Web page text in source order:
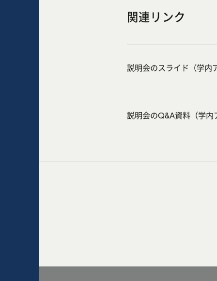
関連リンク
説明会のスライド（学内
説明会のQ&A資料（学内